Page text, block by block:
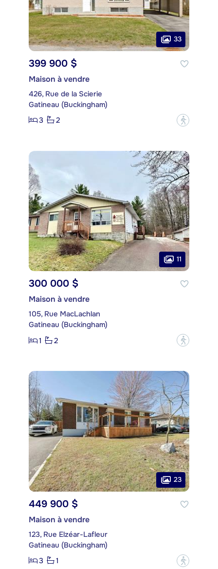
33
399 900 $
Maison à vendre
426, Rue de la Scierie
Gatineau (Buckingham)
3
2 ?
11
300 000 $
Maison à vendre
105, Rue MacLachlan
Gatineau (Buckingham)
1
2 ?
23
449 900 $
Maison à vendre
123, Rue Elzéar-Lafleur
Gatineau (Buckingham)
3
1 ?